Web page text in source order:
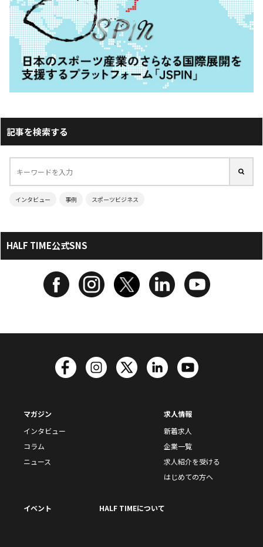
記事を検索する
インタビュー 事例 スポーツビジネス
HALF TIME公式SNS
マガジン
インタビュー
コラム
ニュース
求人情報
新着求人
企業一覧
求人紹介を受ける
はじめての方へ
イベント HALF TIMEについて